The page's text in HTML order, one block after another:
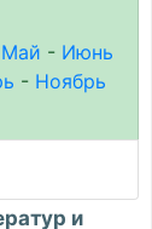
Май - Июнь
- Ноябрь
и